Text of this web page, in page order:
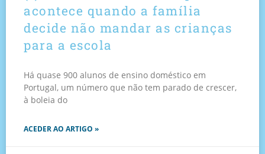
acontece quando a família
decide não mandar as crianças
para a escola
Há quase 900 alunos de ensino doméstico em
Portugal, um número que não tem parado de crescer,
à boleia do
ACEDER AO ARTIGO »